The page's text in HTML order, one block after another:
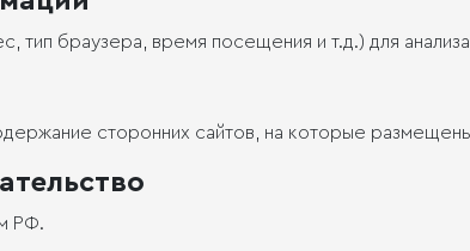
тип браузера, время посещения и т.д.) для
сторонних сайтов, на которые
РФ.